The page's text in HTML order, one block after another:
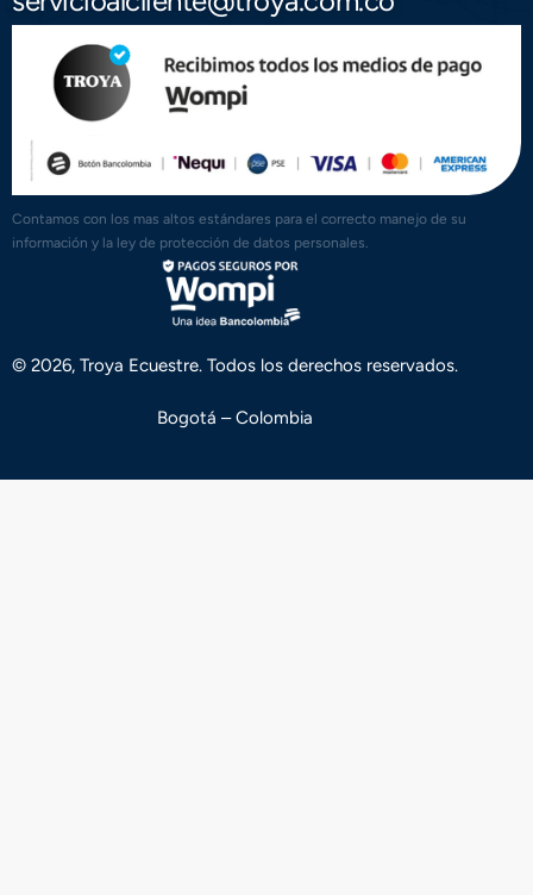
Contamos con los mas altos estándares para el correcto manejo de su
información y la ley de protección de datos personales.
© 2026, Troya Ecuestre. Todos los derechos reservados.
Bogotá – Colombia